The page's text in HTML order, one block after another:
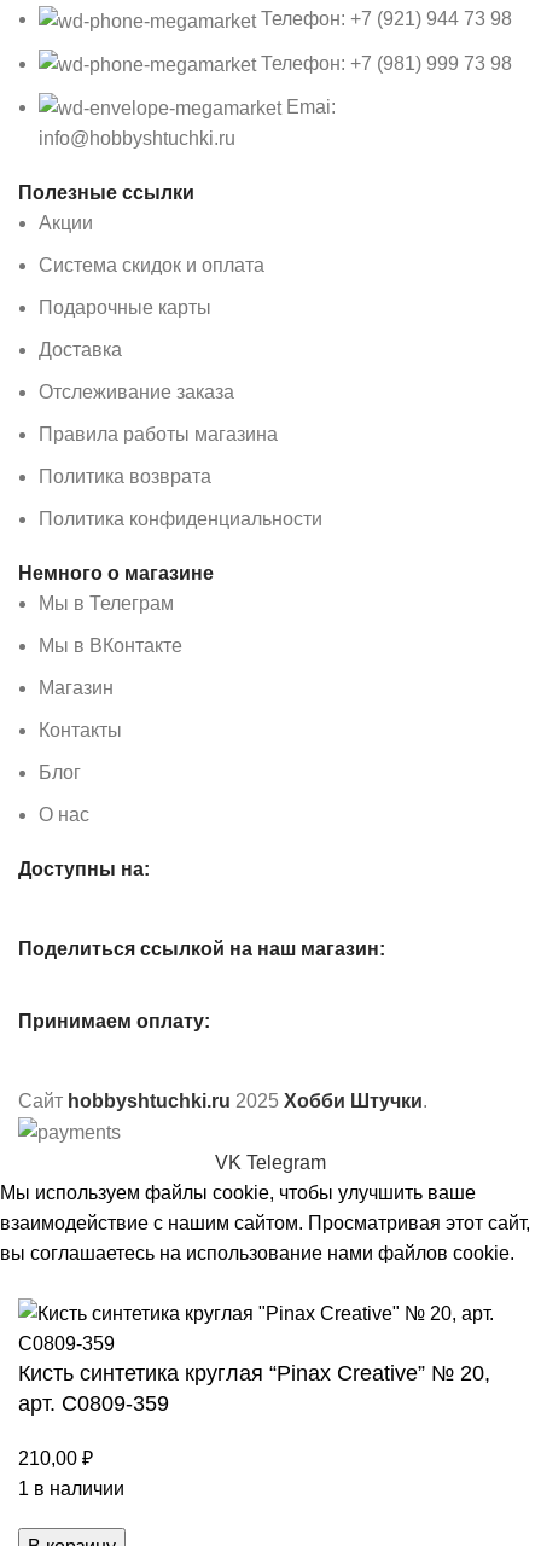
Телефон: +7 (921) 944 73 98
Телефон: +7 (981) 999 73 98
Emai:
info@hobbyshtuchki.ru
Полезные ссылки
Акции
Система скидок и оплата
Подарочные карты
Доставка
Отслеживание заказа
Правила работы магазина
Политика возврата
Политика конфиденциальности
Немного о магазине
Мы в Телеграм
Мы в ВКонтакте
Магазин
Контакты
Блог
О нас
Доступны на:
Поделиться ссылкой на наш магазин:
Принимаем оплату:
Сайт hobbyshtuchki.ru 2025 Хобби Штучки.
VK Telegram
Мы используем файлы cookie, чтобы улучшить ваше
взаимодействие с нашим сайтом. Просматривая этот сайт,
вы соглашаетесь на использование нами файлов cookie.
Кисть синтетика круглая “Pinax Creative” № 20,
арт. С0809-359
210,00 ₽
1 в наличии